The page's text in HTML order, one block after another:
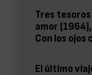
Tres tesoros
amor
Con los ojos
El último